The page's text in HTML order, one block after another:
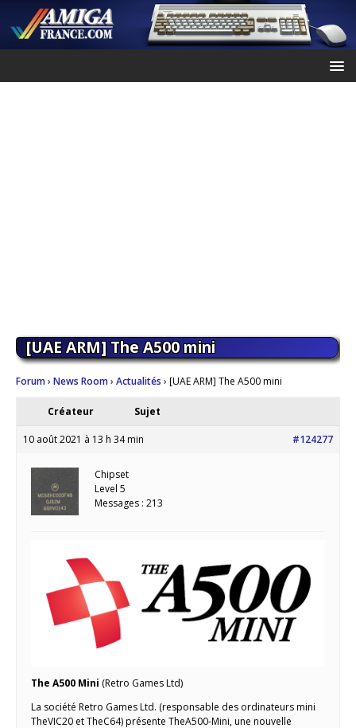
[UAE ARM] The A500 mini
Forum› News Room› Actualités › [UAE ARM] The A500 mini
Créateur Sujet
10 août 2021 à 13 h 34 min #124277
Chipset
Level 5
Messages : 213
The A500 Mini (Retro Games Ltd)
La société Retro Games Ltd. (responsable des ordinateurs mini
TheVIC20 et TheC64) présente TheA500-Mini, une nouvelle